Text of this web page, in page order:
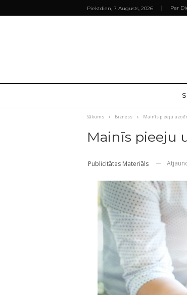
Piektdien, 7 Augusts, 2026 Par
Sākums Bizness Mainīs pieeju
Mainīs pieeju
Publicitātes Materiāls